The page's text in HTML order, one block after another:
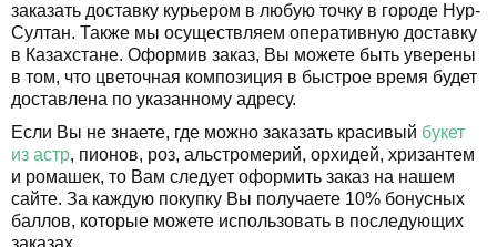
заказать доставку курьером в любую точку в городе Нур-
Султан. Также мы осуществляем оперативную доставку
в Казахстане. Оформив заказ, Вы можете быть уверены
в том, что цветочная композиция в быстрое время будет
доставлена по указанному адресу.
Если Вы не знаете, где можно заказать красивый букет
из астр, пионов, роз, альстромерий, орхидей, хризантем
и ромашек, то Вам следует оформить заказ на нашем
сайте. За каждую покупку Вы получаете 10% бонусных
баллов, которые можете использовать в последующих
заказах.